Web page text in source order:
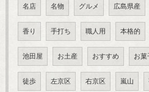
名店 名物 グルメ 広島県産
香り 手打ち 職人用 本格的
池田屋 お土産 おすすめ お菓
徒歩 左京区 右京区 嵐山